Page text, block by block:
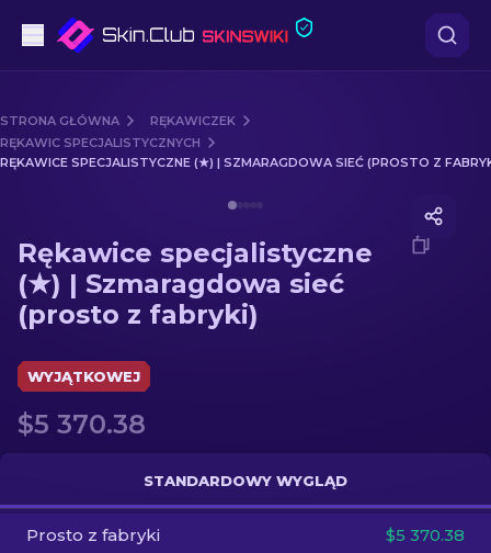
Średni poziom
karabinów snajperskich
Noże
rękawiczek
Skrzynki
PL
STRONA GŁÓWNA
RĘKAWICZEK
RĘKAWIC SPECJALISTYCZNYCH
RĘKAWICE SPECJALISTYCZNE (★) | SZMARAGDOWA SIEĆ (PROSTO Z
Rękawice specjalistyczne
(★) | Szmaragdowa sieć
(prosto z fabryki)
WYJĄTKOWEJ
$5 370.38
STANDARDOWY WYGLĄD
Prosto z fabryki $5 370.38